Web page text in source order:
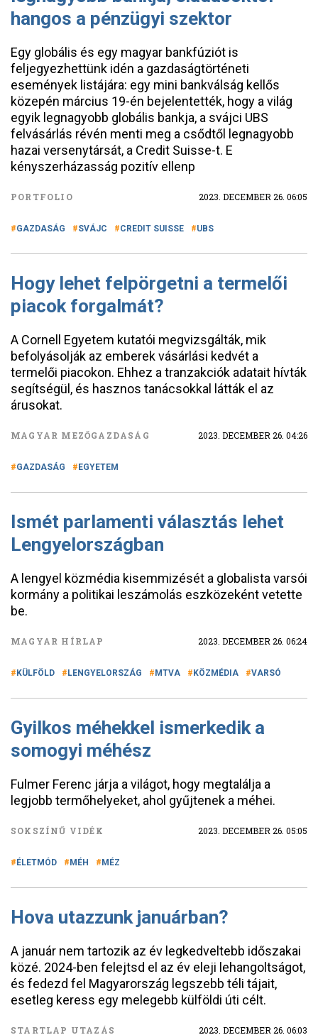
hangos a pénzügyi szektor
Egy globális és egy magyar bankfúziót is
feljegyezhettünk idén a gazdaságtörténeti
események listájára: egy mini bankválság kellős
közepén március 19-én bejelentették, hogy a világ
egyik legnagyobb globális bankja, a svájci UBS
felvásárlás révén menti meg a csődtől legnagyobb
hazai versenytársát, a Credit Suisse-t. E
kényszerházasság pozitív ellenp
PORTFOLIO 2023. DECEMBER 26. 06:05
GAZDASÁG SVÁJC CREDIT SUISSE UBS
Hogy lehet felpörgetni a termelői
piacok forgalmát?
A Cornell Egyetem kutatói megvizsgálták, mik
befolyásolják az emberek vásárlási kedvét a
termelői piacokon. Ehhez a tranzakciók adatait hívták
segítségül, és hasznos tanácsokkal látták el az
árusokat.
MAGYAR MEZŐGAZDASÁG 2023. DECEMBER 26. 04:26
GAZDASÁG EGYETEM
Ismét parlamenti választás lehet
Lengyelországban
A lengyel közmédia kisemmizését a globalista varsói
kormány a politikai leszámolás eszközeként vetette
be.
MAGYAR HÍRLAP 2023. DECEMBER 26. 06:24
KÜLFÖLD LENGYELORSZÁG MTVA KÖZMÉDIA VARSÓ
Gyilkos méhekkel ismerkedik a
somogyi méhész
Fulmer Ferenc járja a világot, hogy megtalálja a
legjobb termőhelyeket, ahol gyűjtenek a méhei.
SOKSZÍNŰ VIDÉK 2023. DECEMBER 26. 05:05
ÉLETMÓD MÉH MÉZ
Hova utazzunk januárban?
A január nem tartozik az év legkedveltebb időszakai
közé. 2024-ben felejtsd el az év eleji lehangoltságot,
és fedezd fel Magyarország legszebb téli tájait,
esetleg keress egy melegebb külföldi úti célt.
STARTLAP UTAZÁS 2023. DECEMBER 26. 06:03